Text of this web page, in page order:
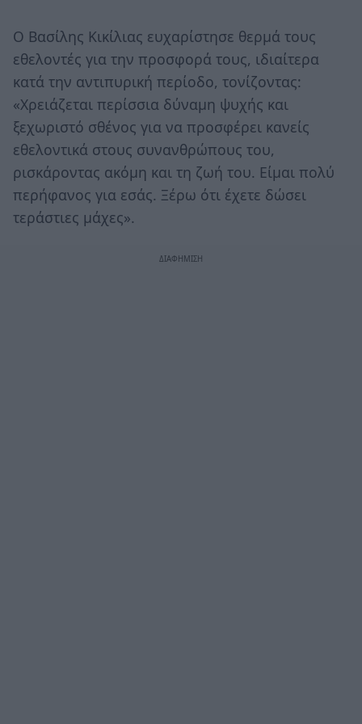
Ο Βασίλης Κικίλιας ευχαρίστησε θερμά τους
εθελοντές για την προσφορά τους, ιδιαίτερα
κατά την αντιπυρική περίοδο, τονίζοντας:
«Χρειάζεται περίσσια δύναμη ψυχής και
ξεχωριστό σθένος για να προσφέρει κανείς
εθελοντικά στους συνανθρώπους του,
ρισκάροντας ακόμη και τη ζωή του. Είμαι πολύ
περήφανος για εσάς. Ξέρω ότι έχετε δώσει
τεράστιες μάχες».